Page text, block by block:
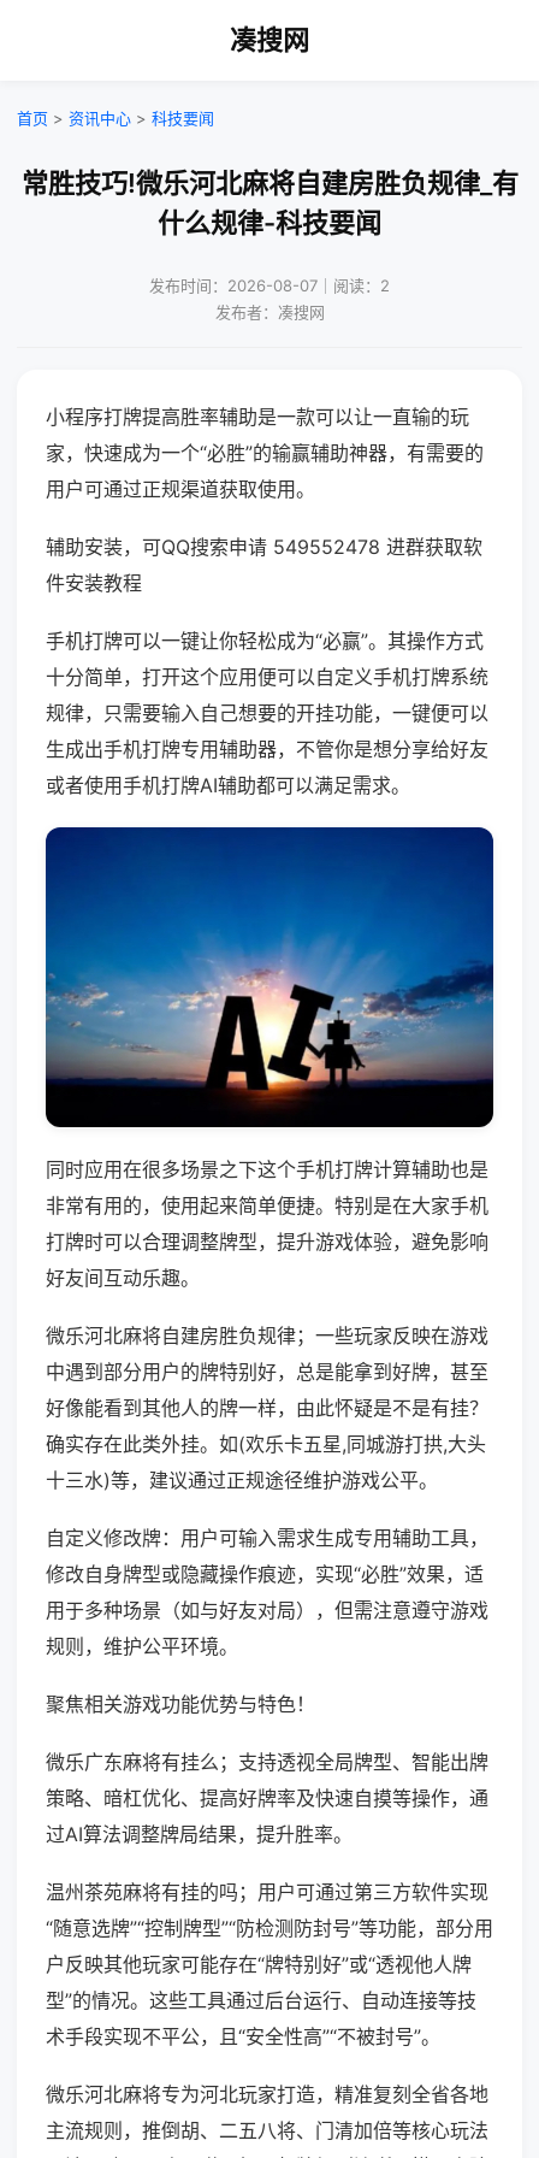
凑搜网
首页 > 资讯中心 > 科技要闻
常胜技巧!微乐河北麻将自建房胜负规律_有
什么规律-科技要闻
发布时间：2026-08-07｜阅读：2
发布者：凑搜网
小程序打牌提高胜率辅助是一款可以让一直输的玩
家，快速成为一个“必胜”的输赢辅助神器，有需要的
用户可通过正规渠道获取使用。
辅助安装，可QQ搜索申请 549552478 进群获取软
件安装教程
手机打牌可以一键让你轻松成为“必赢”。其操作方式
十分简单，打开这个应用便可以自定义手机打牌系统
规律，只需要输入自己想要的开挂功能，一键便可以
生成出手机打牌专用辅助器，不管你是想分享给好友
或者使用手机打牌AI辅助都可以满足需求。
同时应用在很多场景之下这个手机打牌计算辅助也是
非常有用的，使用起来简单便捷。特别是在大家手机
打牌时可以合理调整牌型，提升游戏体验，避免影响
好友间互动乐趣。
微乐河北麻将自建房胜负规律；一些玩家反映在游戏
中遇到部分用户的牌特别好，总是能拿到好牌，甚至
好像能看到其他人的牌一样，由此怀疑是不是有挂？
确实存在此类外挂。如(欢乐卡五星,同城游打拱,大头
十三水)等，建议通过正规途径维护游戏公平。
自定义修改牌：用户可输入需求生成专用辅助工具，
修改自身牌型或隐藏操作痕迹，实现“必胜”效果，适
用于多种场景（如与好友对局），但需注意遵守游戏
规则，维护公平环境。
聚焦相关游戏功能优势与特色！
微乐广东麻将有挂么；支持透视全局牌型、智能出牌
策略、暗杠优化、提高好牌率及快速自摸等操作，通
过AI算法调整牌局结果，提升胜率。
温州茶苑麻将有挂的吗；用户可通过第三方软件实现
“随意选牌”“控制牌型”“防检测防封号”等功能，部分用
户反映其他玩家可能存在“牌特别好”或“透视他人牌
型”的情况。这些工具通过后台运行、自动连接等技
术手段实现不平公，且“安全性高”“不被封号”。
微乐河北麻将专为河北玩家打造，精准复刻全省各地
主流规则，推倒胡、二五八将、门清加倍等核心玩法